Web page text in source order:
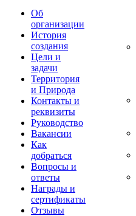
Об
организации
История
создания
Цели и
задачи
Территория
и Природа
Контакты и
реквизиты
Руководство
Вакансии
Как
добраться
Вопросы и
ответы
Награды и
сертификаты
Отзывы